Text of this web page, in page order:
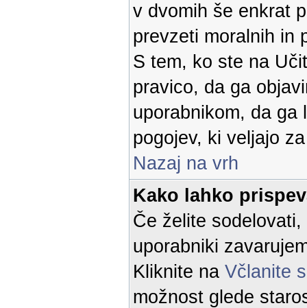
v dvomih še enkrat
prevzeti moralnih in
S tem, ko ste na
pravico, da ga
uporabnikom, da ga
pogojev, ki veljajo
Nazaj na vrh
Kako lahko
Če želite
uporabniki
Kliknite na Včlanite
možnost glede